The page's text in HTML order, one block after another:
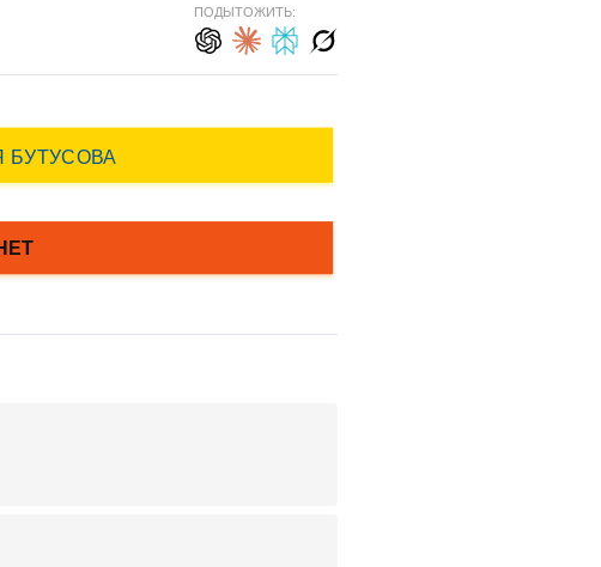
ПОДЫТОЖИТЬ: